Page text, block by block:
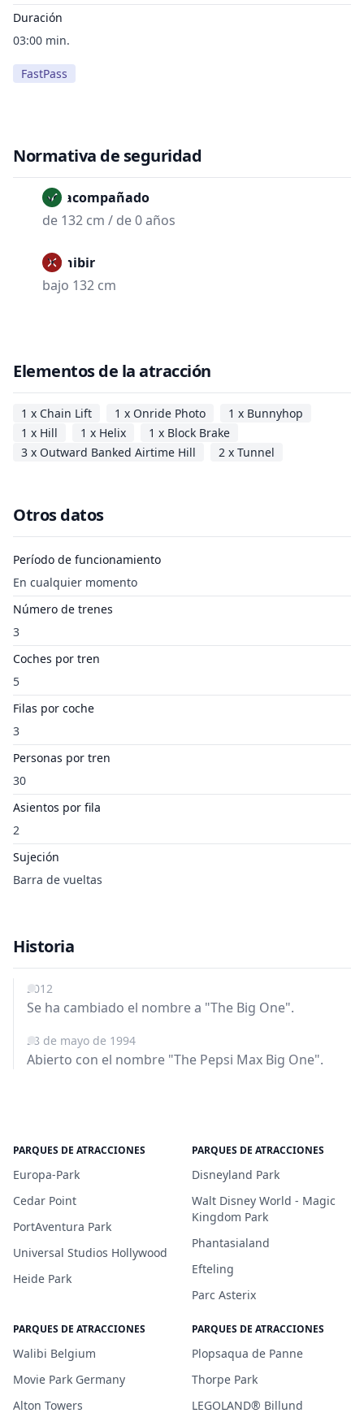
Duración
03:00 min.
FastPass
Normativa de seguridad
No acompañado
de 132 cm / de 0 años
Prohibir
bajo 132 cm
Elementos de la atracción
1 x Chain Lift 1 x Onride Photo
1 x Bunnyhop
1 x Hill
1 x Helix
1 x Block Brake
3 x Outward Banked Airtime Hill
2 x Tunnel
Otros datos
Período de funcionamiento
En cualquier momento
Número de trenes
3
Coches por tren
5
Filas por coche
3
Personas por tren
30
Asientos por fila
2
Sujeción
Barra de vueltas
Historia
2012
Se ha cambiado el nombre a "The Big One".
28 de mayo de 1994
Abierto con el nombre "The Pepsi Max Big One".
PARQUES DE ATRACCIONES
Europa-Park
Cedar Point
PortAventura Park
Universal Studios Hollywood
Heide Park
PARQUES DE ATRACCIONES
Disneyland Park
Walt Disney World - Magic
Kingdom Park
Phantasialand
Efteling
Parc Asterix
PARQUES DE ATRACCIONES
Walibi Belgium
Movie Park Germany
Alton Towers
PARQUES DE ATRACCIONES
Plopsaqua de Panne
Thorpe Park
LEGOLAND® Billund